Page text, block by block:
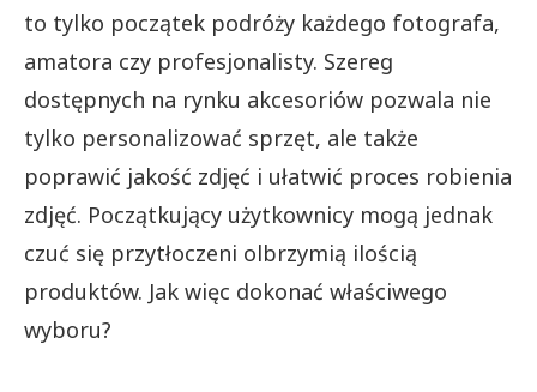
to tylko początek podróży każdego fotografa,
amatora czy profesjonalisty. Szereg
dostępnych na rynku akcesoriów pozwala nie
tylko personalizować sprzęt, ale także
poprawić jakość zdjęć i ułatwić proces robienia
zdjęć. Początkujący użytkownicy mogą jednak
czuć się przytłoczeni olbrzymią ilością
produktów. Jak więc dokonać właściwego
wyboru?